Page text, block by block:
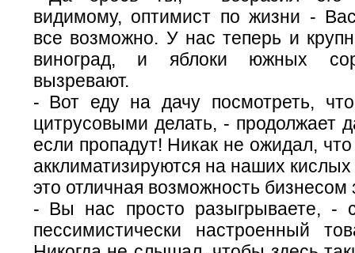
видимому, оптимист по жизни -
все возможно. У нас теперь и
виноград, и яблоки южных
вызревают.
- Вот еду на дачу посмотреть,
цитрусовыми делать, - продолжает
если пропадут! Никак не ожидал,
акклиматизируются на наших
это отличная возможность бизнесом
- Вы нас просто разыгрываете, -
пессимистически настроенный